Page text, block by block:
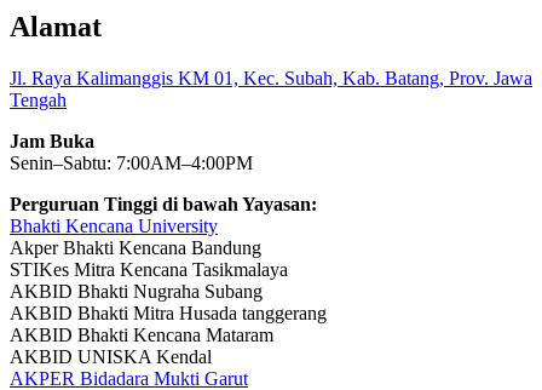
Alamat
Jl. Raya Kalimanggis KM 01, Kec. Subah, Kab. Batang, Prov. Jawa
Tengah
Jam Buka
Senin–Sabtu: 7:00AM–4:00PM
Perguruan Tinggi di bawah Yayasan:
Bhakti Kencana University
Akper Bhakti Kencana Bandung
STIKes Mitra Kencana Tasikmalaya
AKBID Bhakti Nugraha Subang
AKBID Bhakti Mitra Husada tanggerang
AKBID Bhakti Kencana Mataram
AKBID UNISKA Kendal
AKPER Bidadara Mukti Garut